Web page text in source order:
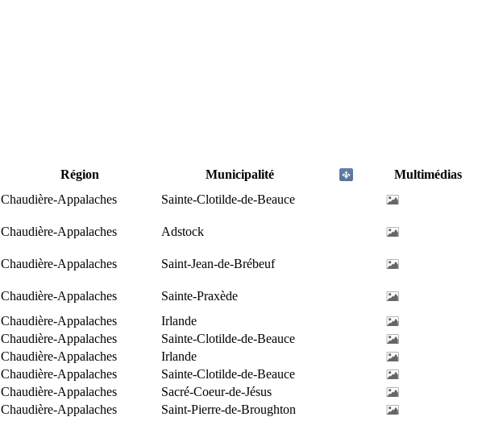
Région Municipalité
Multimédias
Chaudière-Appalaches
Sainte-Clotilde-de-Beauce
Chaudière-Appalaches
Adstock
Chaudière-Appalaches
Saint-Jean-de-Brébeuf
Chaudière-Appalaches
Sainte-Praxède
Chaudière-Appalaches
Irlande
Chaudière-Appalaches
Sainte-Clotilde-de-Beauce
Chaudière-Appalaches
Irlande
Chaudière-Appalaches
Sainte-Clotilde-de-Beauce
Chaudière-Appalaches
Sacré-Coeur-de-Jésus
Chaudière-Appalaches Saint-Pierre-de-Broughton